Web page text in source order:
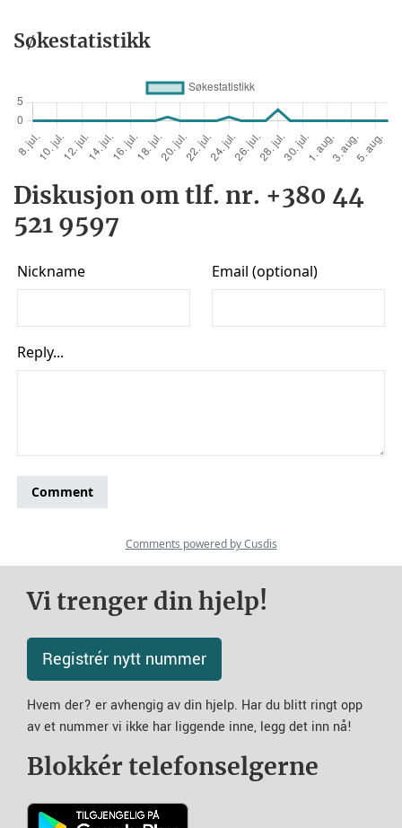
Søkestatistikk
Diskusjon om tlf. nr. +380 44
521 9597
Vi trenger din hjelp!
Registrér nytt nummer
Hvem der? er avhengig av din hjelp. Har du blitt ringt opp
av et nummer vi ikke har liggende inne, legg det inn nå!
Blokkér telefonselgerne